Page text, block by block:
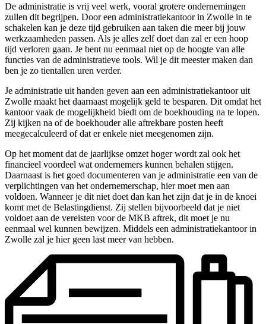
De administratie is vrij veel werk, vooral grotere ondernemingen
zullen dit begrijpen. Door een administratiekantoor in Zwolle in te
schakelen kan je deze tijd gebruiken aan taken die meer bij jouw
werkzaamheden passen. Als je alles zelf doet dan zal er een hoop
tijd verloren gaan. Je bent nu eenmaal niet op de hoogte van alle
functies van de administratieve tools. Wil je dit meester maken dan
ben je zo tientallen uren verder.
Je administratie uit handen geven aan een administratiekantoor uit
Zwolle maakt het daarnaast mogelijk geld te besparen. Dit omdat het
kantoor vaak de mogelijkheid biedt om de boekhouding na te lopen.
Zij kijken na of de boekhouder alle aftrekbare posten heeft
meegecalculeerd of dat er enkele niet meegenomen zijn.
Op het moment dat de jaarlijkse omzet hoger wordt zal ook het
financieel voordeel wat ondernemers kunnen behalen stijgen.
Daarnaast is het goed documenteren van je administratie een van de
verplichtingen van het ondernemerschap, hier moet men aan
voldoen. Wanneer je dit niet doet dan kan het zijn dat je in de knoei
komt met de Belastingdienst. Zij stellen bijvoorbeeld dat je niet
voldoet aan de vereisten voor de MKB aftrek, dit moet je nu
eenmaal wel kunnen bewijzen. Middels een administratiekantoor in
Zwolle zal je hier geen last meer van hebben.